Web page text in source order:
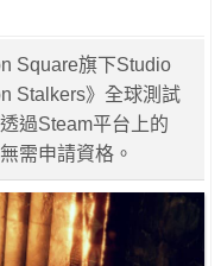
Square旗下Studio
Stalkers》全球測試
過Steam平台上的
需申請資格。